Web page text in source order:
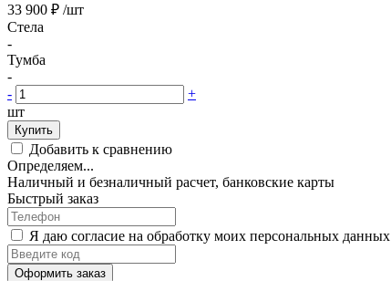
33 900 ₽ /шт
Стела
-
Тумба
-
-
+
шт
Купить
Добавить к сравнению
Определяем...
Наличный и безналичный расчет, банковские карты
Быстрый заказ
Я даю согласие на обработку моих персональных данных
Оформить заказ